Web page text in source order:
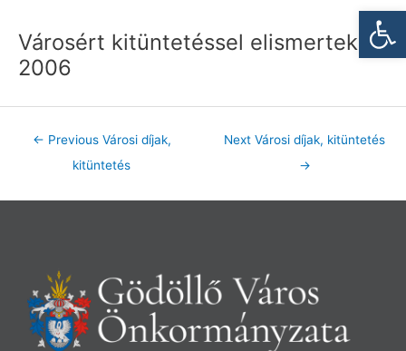
Városért kitüntetéssel elismertek
2006
← Previous Városi díjak,
kitüntetés
Next Városi díjak, kitüntetés
→